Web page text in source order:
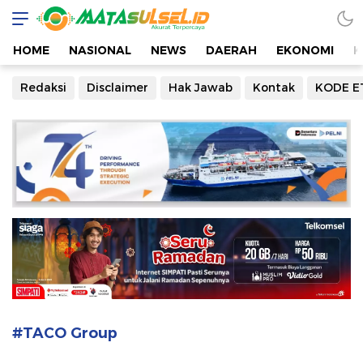
Mata Sulsel
Akurat Terpercaya
HOME NASIONAL NEWS DAERAH EKONOMI
Redaksi Disclaimer Hak Jawab Kontak KODE
#TACO Group